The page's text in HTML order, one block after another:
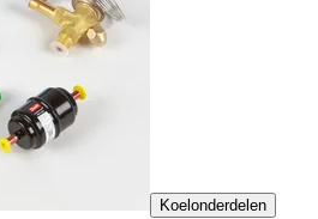
Koelonderdelen